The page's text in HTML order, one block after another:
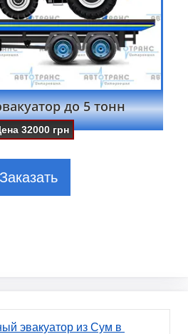
до 5 тонн
32000 грн
Заказать
эвакуатор из Сум в